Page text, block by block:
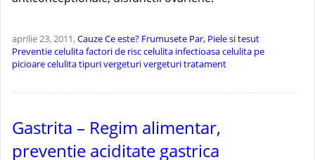
aprilie 23, 2011,CauzeCe este? Frumusete Par, Piele si tesut
Preventiecelulita factori de risccelulita infectioasacelulita pe
picioarecelulita tipurivergeturivergeturi tratament
Gastrita – Regim alimentar,
preventie aciditate gastrica